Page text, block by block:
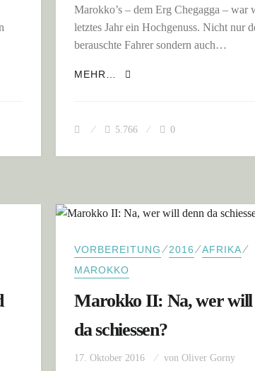
Marokko’s – dem Erg Chegagga – war
letztes Jahr ein Hochgenuss. Nicht nur
berauschte Fahrer sondern auch…
MEHR… MAROKKO II: ALGERIEN
5.766 0
VORBEREITUNG ⁄2016 ⁄AFRIKA⁄
MAROKKO
Marokko II: Na, wer will
da schiessen?
17. Oktober 2016 vonOliver Gorny